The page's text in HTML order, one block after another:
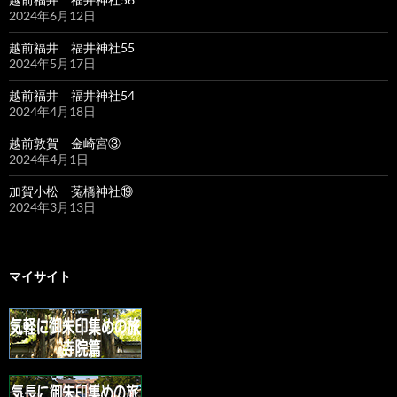
2024年6月12日
越前福井 福井神社55
2024年5月17日
越前福井 福井神社54
2024年4月18日
越前敦賀 金崎宮③
2024年4月1日
加賀小松 菟橋神社⑲
2024年3月13日
マイサイト